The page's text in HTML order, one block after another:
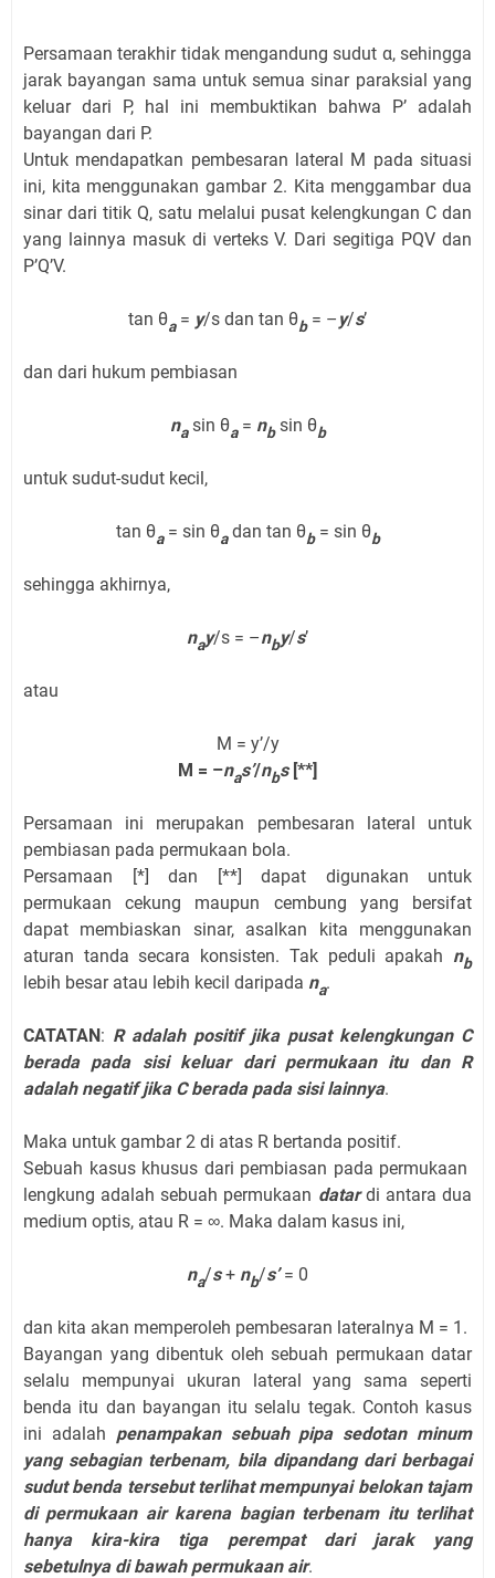
Persamaan terakhir tidak mengandung sudut α, sehingga
jarak bayangan sama untuk semua sinar paraksial yang
keluar dari P, hal ini membuktikan bahwa P’ adalah
bayangan dari P.
Untuk mendapatkan pembesaran lateral M pada situasi
ini, kita menggunakan gambar 2. Kita menggambar dua
sinar dari titik Q, satu melalui pusat kelengkungan C dan
yang lainnya masuk di verteks V. Dari segitiga PQV dan
P’Q’V.
tan θa = y/s dan tan θb = – y/s’
dan dari hukum pembiasan
na sin θa= nb sin θb
untuk sudut-sudut kecil,
tan θa= sin θadan tan θb = sin θb
sehingga akhirnya,
nay/s = –nby/s’
atau
M = y’/y
M = –nas’/nbs[**]
Persamaan ini merupakan pembesaran lateral untuk
pembiasan pada permukaan bola.
Persamaan [*] dan [**] dapat digunakan untuk
permukaan cekung maupun cembung yang bersifat
dapat membiaskan sinar, asalkan kita menggunakan
aturan tanda secara konsisten. Tak peduli apakah nb
lebih besar atau lebih kecil daripada na.
CATATAN: R adalah positif jika pusat kelengkungan C
berada pada sisi keluar dari permukaan itu dan R
adalah negatif jika C berada pada sisi lainnya.
Maka untuk gambar 2 di atas R bertanda positif.
Sebuah kasus khusus dari pembiasan pada permukaan
lengkung adalah sebuah permukaan datardi antara dua
medium optis, atau R = ∞. Maka dalam kasus ini,
na/s+ nb/s’= 0
dan kita akan memperoleh pembesaran lateralnya M = 1.
Bayangan yang dibentuk oleh sebuah permukaan datar
selalu mempunyai ukuran lateral yang sama seperti
benda itu dan bayangan itu selalu tegak. Contoh kasus
ini adalah penampakan sebuah pipa sedotan minum
yang sebagian terbenam, bila dipandang dari berbagai
sudut benda tersebut terlihat mempunyai belokan tajam
di permukaan air karena bagian terbenam itu terlihat
hanya kira-kira tiga perempat dari jarak yang
sebetulnya di bawah permukaan air.